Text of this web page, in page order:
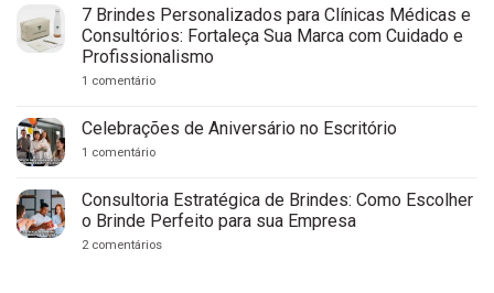
um
Fornecedor
Local
em
Brindes
Corporativos
Personalizados
Recife:
para
7 Brindes Personalizados para Clínicas Médicas e
Consultórios: Fortaleça Sua Marca com Cuidado e
Profissionalismo
1 comentárioem
Personalizados
para
Clínicas
Consultórios:
Fortaleça
Sua
com
Celebrações de Aniversário no Escritório
1 comentárioem
Aniversário
no
Escritório
Consultoria Estratégica de Brindes: Como Escolher
o Brinde Perfeito para sua Empresa
2 comentáriosem